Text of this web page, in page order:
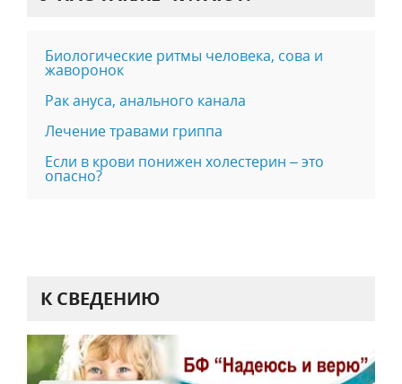
Биологические ритмы человека, сова и
жаворонок
Рак ануса, анального канала
Лечение травами гриппа
Если в крови понижен холестерин – это
опасно?
К СВЕДЕНИЮ